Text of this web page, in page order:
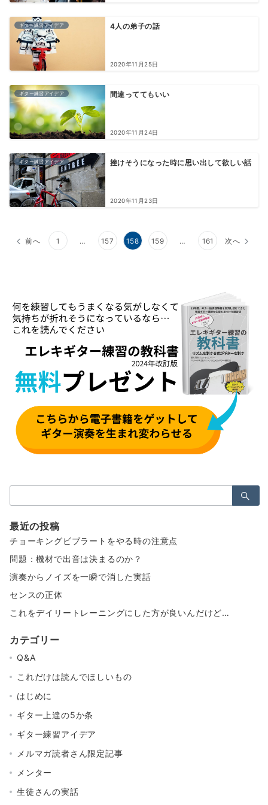
ギター練習アイデア 4人の弟子の話
2020年11月25日
ギター練習アイデア 間違っててもいい
2020年11月24日
ギター練習アイデア 挫けそうになった時に思い出して欲しい話
2020年11月23日
前へ 1 … 157 158 159 … 161 次へ
索：
最近の投稿
チョーキングビブラートをやる時の注意点
問題：機材で出音は決まるのか？
演奏からノイズを一瞬で消した実話
センスの正体
これをデイリートレーニングにした方が良いんだけど…
カテゴリー
Q&A
これだけは読んでほしいもの
はじめに
ギター上達の5か条
ギター練習アイデア
メルマガ読者さん限定記事
メンター
生徒さんの実話